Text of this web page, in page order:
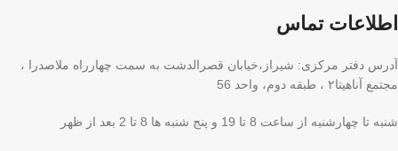
اطلاعات تماس
آدرس دفتر مرکزی: شیراز،خیابان قصرالدشت به سمت چهارراه ملاصدرا ،
مجتمع آناهیتا۲ ، طبقه دوم، واحد 56
شنبه تا چهارشنبه از ساعت 8 تا 19 و پنج شنبه ها 8 تا 2 بعد از ظهر